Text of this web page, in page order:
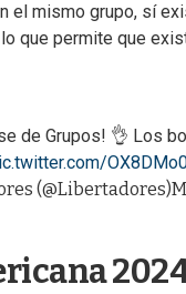
el mismo grupo, sí
que permite que
de Grupos! 👌 Los
(@Libertadores)